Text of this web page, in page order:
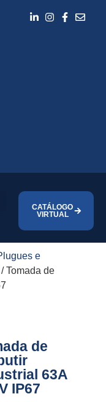
CATÁLOGO
VIRTUAL
e
/ Tomada de
de
63A
IP67